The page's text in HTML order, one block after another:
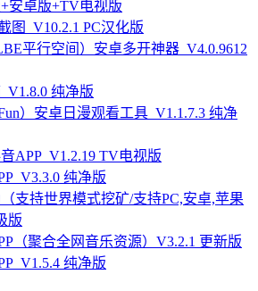
+安卓版+TV电视版
图_V10.2.1 PC汉化版
平行空间）安卓多开神器_V4.0.9612
纯净版
）安卓日漫观看工具_V1.1.7.3 纯净
APP_V1.2.19 TV电视版
纯净版
支持世界模式挖矿/支持PC,安卓,苹果
版
（聚合全网音乐资源）V3.2.1 更新版
纯净版